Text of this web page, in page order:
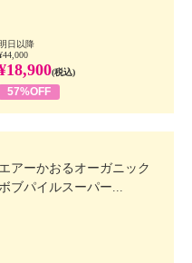
日以降
(税込)
57%OFF
エアーかおるオーガニック
ボブパイルスーパー...